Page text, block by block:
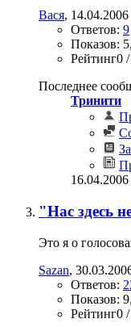
Вася‎,
Ответов: 9
Показов:
Рейтинг0
Последнее
Тринити
16.04.2006
"Нас здесь
Это я о
Sazan‎,
Ответов:
Показов:
Рейтинг0